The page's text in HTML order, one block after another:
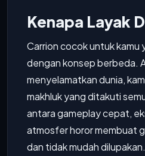
Kenapa Layak
Carrion cocok untuk kamu
dengan konsep berbeda.
menyelamatkan dunia,
makhluk yang ditakuti
antara gameplay cepat,
atmosfer horor membuat
dan tidak mudah dilupakan.